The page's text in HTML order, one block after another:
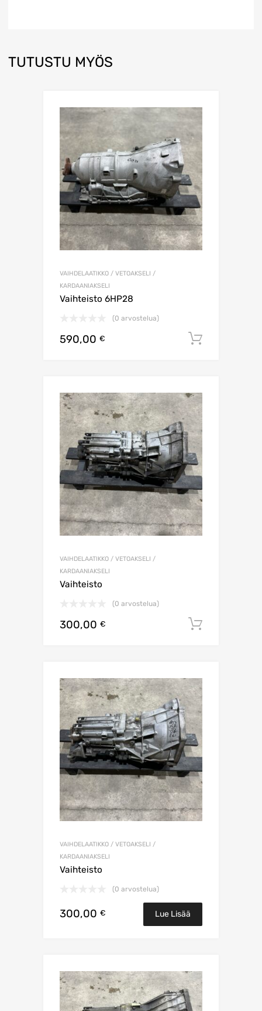
TUTUSTU MYÖS
VAIHDELAATIKKO / VETOAKSELI /
KARDAANIAKSELI
Vaihteisto 6HP28
(0 arvostelua)
590,00 €
VAIHDELAATIKKO / VETOAKSELI /
KARDAANIAKSELI
Vaihteisto
(0 arvostelua)
300,00 €
VAIHDELAATIKKO / VETOAKSELI /
KARDAANIAKSELI
Vaihteisto
(0 arvostelua)
300,00 € Lue Lisää